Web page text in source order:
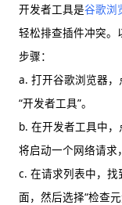
开发者工具是谷歌浏
轻松排查插件冲突。
步骤：
a. 打开谷歌浏览器，
“开发者工具”。
b. 在开发者工具中，
将启动一个网络请求
c. 在请求列表中，
面，然后选择“检查